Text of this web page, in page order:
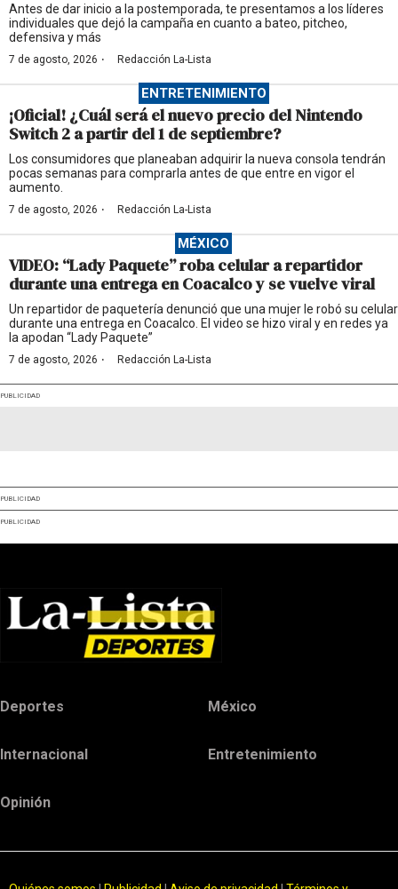
Antes de dar inicio a la postemporada, te presentamos a los líderes
individuales que dejó la campaña en cuanto a bateo, pitcheo,
defensiva y más
7 de agosto, 2026 · Redacción La-Lista
ENTRETENIMIENTO
¡Oficial! ¿Cuál será el nuevo precio del Nintendo
Switch 2 a partir del 1 de septiembre?
Los consumidores que planeaban adquirir la nueva consola tendrán
pocas semanas para comprarla antes de que entre en vigor el
aumento.
7 de agosto, 2026 · Redacción La-Lista
MÉXICO
VIDEO: “Lady Paquete” roba celular a repartidor
durante una entrega en Coacalco y se vuelve viral
Un repartidor de paquetería denunció que una mujer le robó su celular
durante una entrega en Coacalco. El video se hizo viral y en redes ya
la apodan “Lady Paquete”
7 de agosto, 2026 · Redacción La-Lista
PUBLICIDAD
PUBLICIDAD
PUBLICIDAD
Deportes México
Internacional Entretenimiento
Opinión